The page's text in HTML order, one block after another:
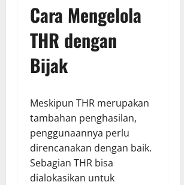
Cara Mengelola
THR dengan
Bijak
Meskipun THR merupakan
tambahan penghasilan,
penggunaannya perlu
direncanakan dengan baik.
Sebagian THR bisa
dialokasikan untuk